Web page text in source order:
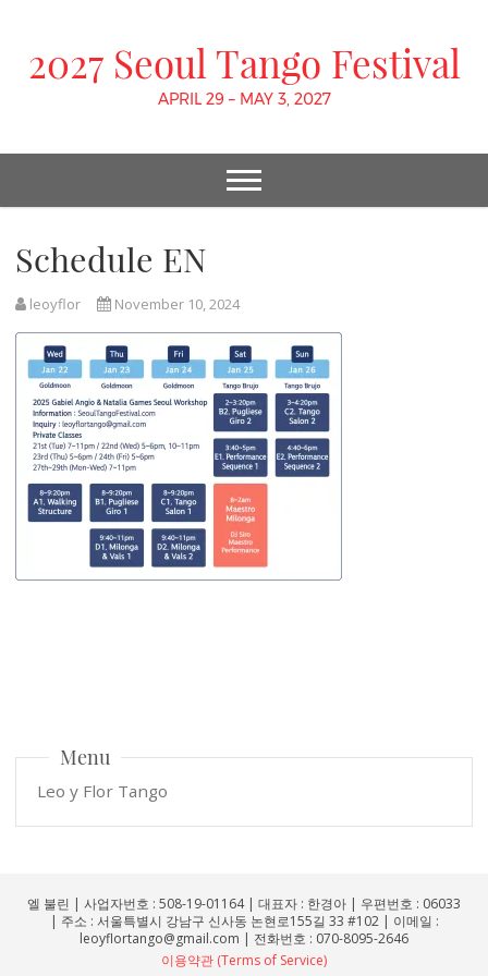
2027 Seoul Tango Festival
APRIL 29 – MAY 3, 2027
Schedule EN
leoyflor November 10, 2024
Menu
Leo y Flor Tango
엘 불린 | 사업자번호 : 508-19-01164 | 대표자 : 한경아 | 우편번호 : 06033
| 주소 : 서울특별시 강남구 신사동 논현로155길 33 #102 | 이메일 :
leoyflortango@gmail.com | 전화번호 : 070-8095-2646
이용약관 (Terms of Service)